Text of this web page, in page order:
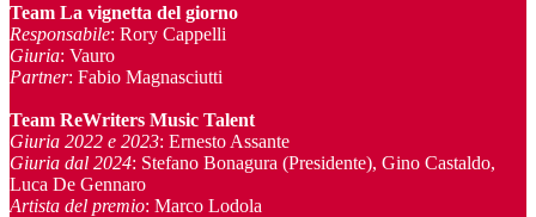
Team La vignetta del giorno
Responsabile: Rory Cappelli
Giuria: Vauro
Partner: Fabio Magnasciutti
Team ReWriters Music Talent
Giuria 2022 e 2023: Ernesto Assante
Giuria dal 2024: Stefano Bonagura (Presidente), Gino Castaldo,
Luca De Gennaro
Artista del premio: Marco Lodola